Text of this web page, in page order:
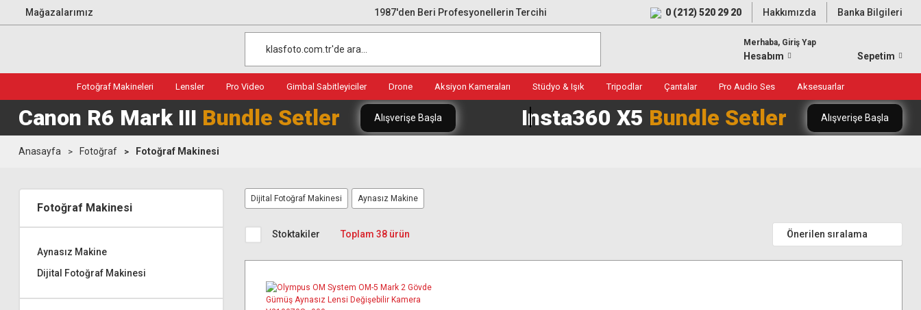
Mağazalarımız 1987'den Beri Profesyonellerin Tercihi 0 (212) 520 29 20 Hakkımızda Banka Bilgileri
Merhaba, Giriş Yap
Hesabım Sepetim
Fotoğraf Makineleri Lensler Pro Video Gimbal Sabitleyiciler Drone Aksiyon Kameraları Stüdyo & Işık Tripodlar Çantalar Pro Audio Ses Aksesuarlar
Canon R6 Mark III Bundle Setler Alışverişe Başla Insta360 X5 Bundle Setler Alışverişe Başla
Anasayfa Fotoğraf Fotoğraf Makinesi
Fotoğraf Makinesi
Aynasız Makine
Dijital Fotoğraf Makinesi
Dijital Fotoğraf Makinesi Aynasız Makine
Stoktakiler Toplam 38 ürün